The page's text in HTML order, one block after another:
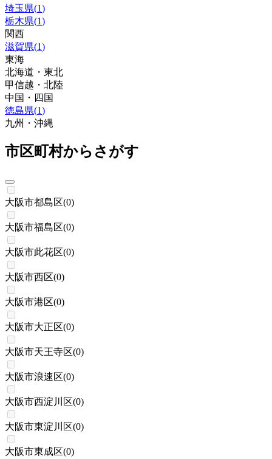
埼玉県(1)
栃木県(1)
関西
滋賀県(1)
東海
北海道・東北
甲信越・北陸
中国・四国
徳島県(1)
九州・沖縄
市区町村からさがす
大阪市都島区(0)
大阪市福島区(0)
大阪市此花区(0)
大阪市西区(0)
大阪市港区(0)
大阪市大正区(0)
大阪市天王寺区(0)
大阪市浪速区(0)
大阪市西淀川区(0)
大阪市東淀川区(0)
大阪市東成区(0)